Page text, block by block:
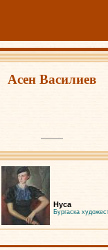
Асен Василиев
Нуса
Бургаска